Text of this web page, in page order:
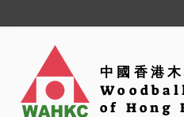
中國香港
of Hong